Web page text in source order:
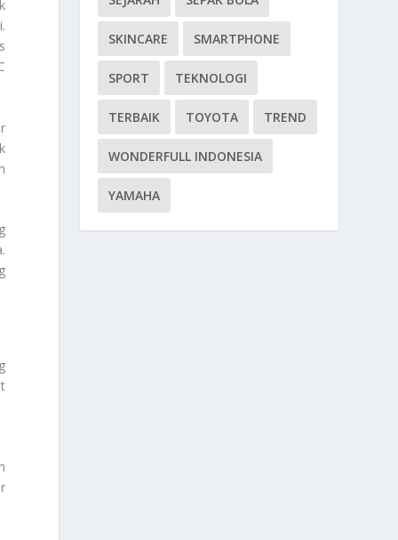
SKINCARE SMARTPHONE
SPORT TEKNOLOGI
TERBAIK TOYOTA TREND
WONDERFULL INDONESIA
YAMAHA